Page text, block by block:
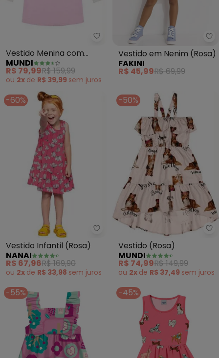
Mundi - Vestido Menina com
Vestido Menina com
Aplique de Ursinho (Rosa)
MUNDI
R$ 79,99R$ 159,99
ou 2x de R$ 39,99 sem juros
Vestido em Nenim (Rosa)
FAKINI
R$ 45,99R$ 69,99
-60%
Nanai - Vestido Infantil (Rosa)
Vestido Infantil (Rosa)
NANAI
R$ 67,96R$ 169,90
ou 2x de R$ 33,98 sem juros
-50%
Vestido (Rosa)
MUNDI
R$ 74,99R$ 149,99
ou 2x de R$ 37,49 sem juros
-55% -45%